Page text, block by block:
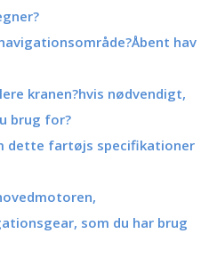
hav
kranen?hvis nødvendigt,
brug for?
dette fartøjs specifikationer
som du har brug